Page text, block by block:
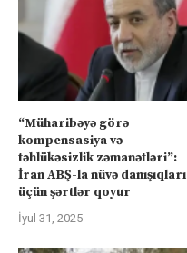
“Müharibəyə görə
kompensasiya və
təhlükəsizlik zəmanətləri”:
İran ABŞ-la nüvə danışıqları
üçün şərtlər qoyur
İyul 31, 2025